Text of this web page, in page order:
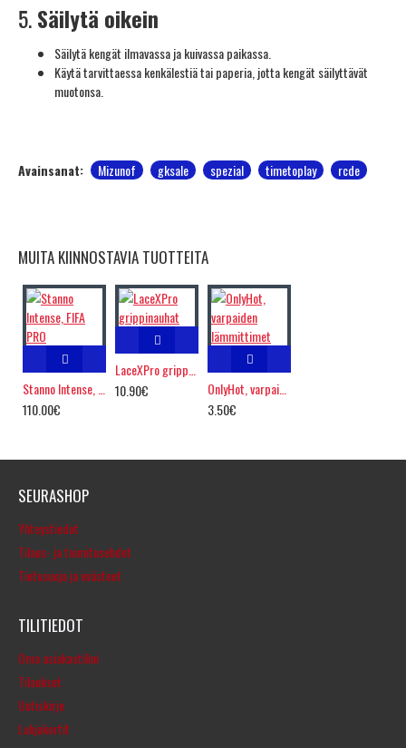
5.Säilytä oikein
Säilytä kengät ilmavassa ja kuivassa paikassa.
Käytä tarvittaessa kenkälestiä tai paperia, jotta kengät säilyttävät
muotonsa.
Avainsanat: Mizunof gksale spezial timetoplay rcde
MUITA KIINNOSTAVIA TUOTTEITA
110.00€
10.90€
OnlyHot, varpaiden lämmittimet
3.50€
SEURASHOP
Yhteystiedot
Tilaus- ja toimitusehdot
Tietosuoja ja evästeet
TILITIEDOT
Oma asiakastilini
Tilaukset
Uutiskirje
Lahjakortit